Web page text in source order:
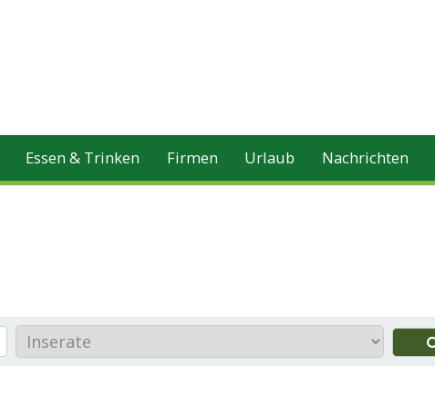
Essen & Trinken Firmen Urlaub Nachrichten